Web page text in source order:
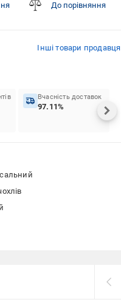
До порівняння
Інші товари продавця
Вчасність доставок
97.11%